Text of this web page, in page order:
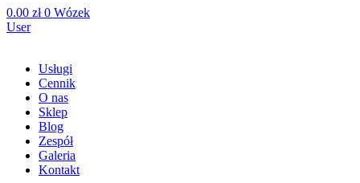
0.00 zł 0 Wózek
User
Usługi
Cennik
O nas
Sklep
Blog
Zespół
Galeria
Kontakt